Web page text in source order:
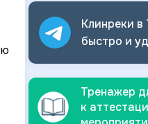
Клинреки в
быстро и
Тренажер
к